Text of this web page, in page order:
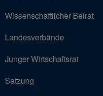
Wissenschaftlicher Beirat
Landesverbände
Junger Wirtschaftsrat
Satzung